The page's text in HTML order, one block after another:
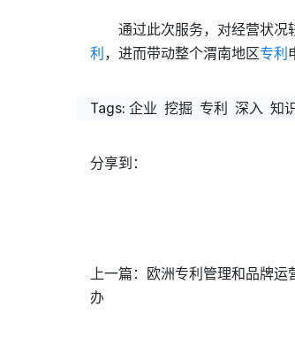
通过此次服务，对经营状况
利 ，进而带动整个渭南地区专利
Tags: 企业 挖掘 专利 深入 知
分享到：
上一篇：
欧洲专利管理和品牌运
办